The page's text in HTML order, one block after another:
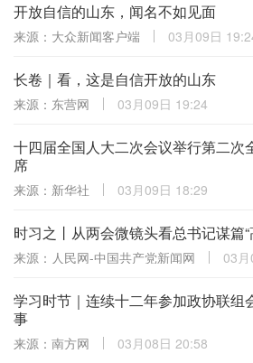
开放自信的山东，闻名不如见面
来源：大众新闻客户端 03月09日
长卷｜看，这是自信开放的山东
来源：东营网 03月09日 19:24
十四届全国人大二次会议举行第二次
席
来源：新华社 03月09日 18:29
时习之丨从两会微镜头看总书记谋篇
来源：人民网-中国共产党新闻网 03
学习时节｜连续十二年参加政协联组
事
来源：南方网 03月08日 20:58